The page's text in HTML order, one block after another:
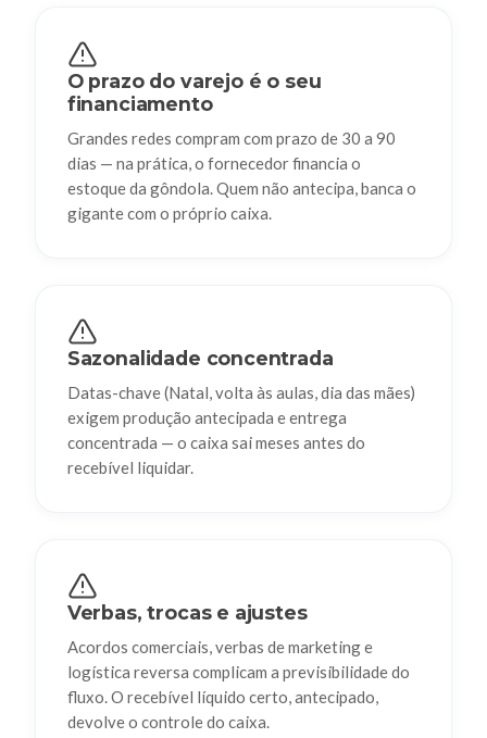
O prazo do varejo é o seu
financiamento
Grandes redes compram com prazo de 30 a 90
dias — na prática, o fornecedor financia o
estoque da gôndola. Quem não antecipa, banca o
gigante com o próprio caixa.
Sazonalidade concentrada
Datas-chave (Natal, volta às aulas, dia das mães)
exigem produção antecipada e entrega
concentrada — o caixa sai meses antes do
recebível liquidar.
Verbas, trocas e ajustes
Acordos comerciais, verbas de marketing e
logística reversa complicam a previsibilidade do
fluxo. O recebível líquido certo, antecipado,
devolve o controle do caixa.